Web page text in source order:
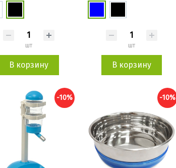
шт
В корзину
шт
В корзину
-10% -10%